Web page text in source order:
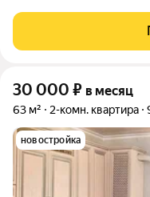
Стиральная машина,
30 000 ₽ в месяц
63 м² 2-комн. квартира
новостройка